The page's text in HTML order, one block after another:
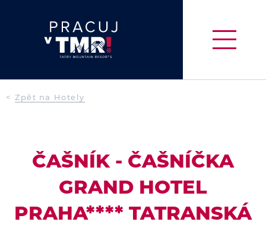
< Zpět na Hotely
ČAŠNÍK - ČAŠNÍČKA
GRAND HOTEL
PRAHA**** TATRANSKÁ